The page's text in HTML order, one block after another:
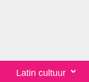
Latin cultuur